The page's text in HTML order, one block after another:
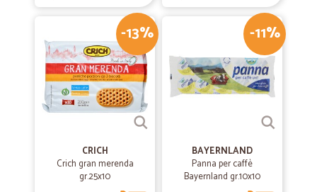
-13%
CRICH
Crich gran merenda
gr.25x10
-11%
BAYERNLAND
Panna per caffè
Bayernland gr.10x10